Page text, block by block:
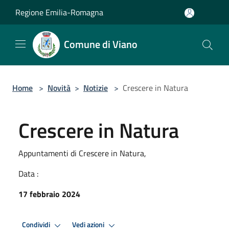
Regione Emilia-Romagna
Comune di Viano
Home > Novità > Notizie > Crescere in Natura
Crescere in Natura
Appuntamenti di Crescere in Natura,
Data :
17 febbraio 2024
Condividi Vedi azioni